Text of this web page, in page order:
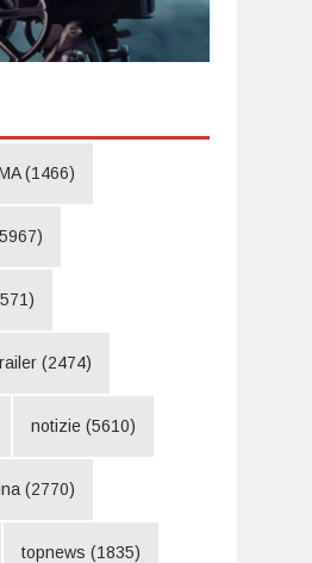
(1466)
(2474)
notizie (5610)
(2770)
topnews (1835)